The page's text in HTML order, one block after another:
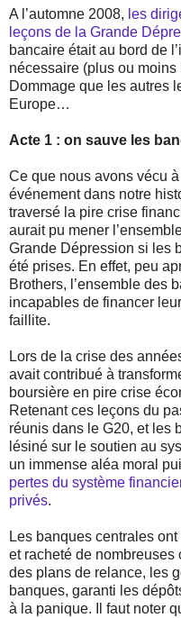
A l’automne 2008, les
leçons de la Grande
bancaire était au bord de
nécessaire (plus ou moins
Dommage que les autres
Europe…
Acte 1 : on sauve les
Ce que nous avons vécu
événement dans notre
traversé la pire crise
aurait pu mener
Grande Dépression si les
été prises. En effet, peu
Brothers, l’ensemble des
incapables de financer
faillite.
Lors de la crise des
avait contribué à
boursière en pire crise
Retenant ces leçons du
réunis dans le G20, et les
lésiné sur le soutien au
un immense aléa moral
pertes du système
privés.
Les banques centrales
et racheté de nombreuses
des plans de relance, les
banques, garanti les
à la panique. Il faut noter